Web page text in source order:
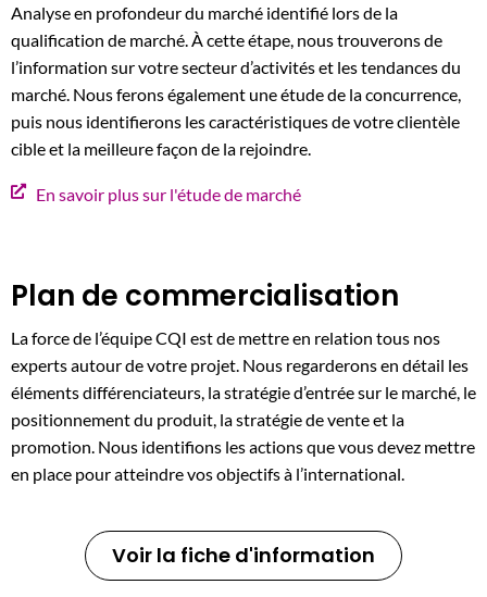
Analyse en profondeur du marché identifié lors de la
qualification de marché. À cette étape, nous trouverons de
l’information sur votre secteur d’activités et les tendances du
marché. Nous ferons également une étude de la concurrence,
puis nous identifierons les caractéristiques de votre clientèle
cible et la meilleure façon de la rejoindre.
En savoir plus sur l'étude de marché
Plan de commercialisation
La force de l’équipe CQI est de mettre en relation tous nos
experts autour de votre projet. Nous regarderons en détail les
éléments différenciateurs, la stratégie d’entrée sur le marché, le
positionnement du produit, la stratégie de vente et la
promotion. Nous identifions les actions que vous devez mettre
en place pour atteindre vos objectifs à l’international.
Voir la fiche d'information